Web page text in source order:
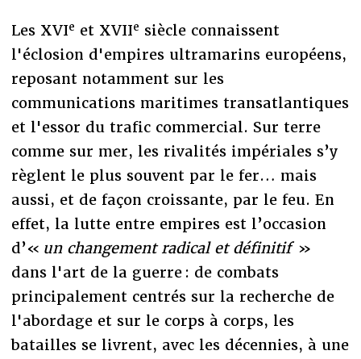
Les XVIe et XVIIe siècle connaissent
l'éclosion d'empires ultramarins européens,
reposant notamment sur les
communications maritimes transatlantiques
et l'essor du trafic commercial. Sur terre
comme sur mer, les rivalités impériales s’y
règlent le plus souvent par le fer… mais
aussi, et de façon croissante, par le feu. En
effet, la lutte entre empires est l’occasion
d’« un changement radical et définitif »
dans l'art de la guerre : de combats
principalement centrés sur la recherche de
l'abordage et sur le corps à corps, les
batailles se livrent, avec les décennies, à une